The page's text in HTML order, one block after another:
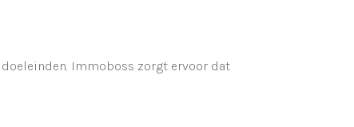
Immoboss zorgt ervoor dat